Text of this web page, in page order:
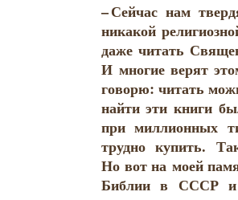
–Сейчас нам тв
никакой
даже читать
И многие верят
говорю: читать
найти эти книги
при миллионных
трудно купить.
Но вот на моей
Библии в СССР и